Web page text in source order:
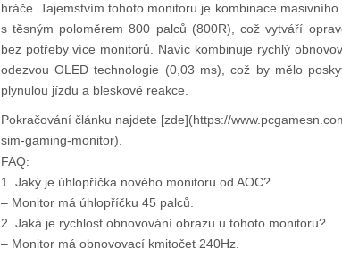
hráče. Tajemstvím tohoto monitoru je kombinace
s těsným poloměrem 800 palců (800R), což vytváří
bez potřeby více monitorů. Navíc kombinuje rychlý
odezvou OLED technologie (0,03 ms), což by mělo
plynulou jízdu a bleskové reakce.
Pokračování článku najdete [zde](https://
sim-gaming-monitor).
FAQ:
1. Jaký je úhlopříčka nového monitoru od AOC?
– Monitor má úhlopříčku 45 palců.
2. Jaká je rychlost obnovování obrazu u tohoto monitoru?
– Monitor má obnovovací kmitočet 240Hz.